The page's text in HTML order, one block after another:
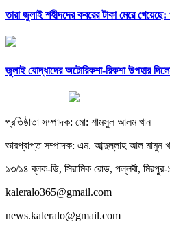
তারা জুলাই শহীদদের কবরের টাকা মেরে খেয়েছে:
জুলাই যোদ্ধাদের অটোরিকশা-রিকশা উপহার
প্রতিষ্ঠাতা সম্পাদক: মো: শামসুল আলম খান
ভারপ্রাপ্ত সম্পাদক: এম. আব্দুল্লাহ আল মামুন
১৩/১৪ ব্লক-ডি, সিরামিক রোড, পল্লবী, মিরপুর-
kaleralo365@gmail.com
news.kaleralo@gmail.com